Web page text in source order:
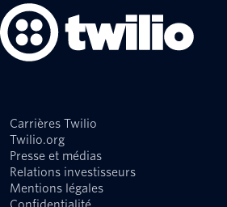
Carrières Twilio
Twilio.org
Presse et médias
Relations investisseurs
Mentions légales